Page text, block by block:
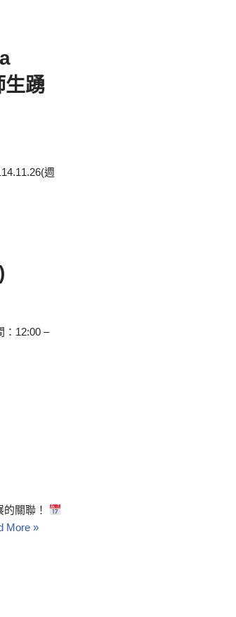
生踴
週
：12:00 –
關聯！
More »